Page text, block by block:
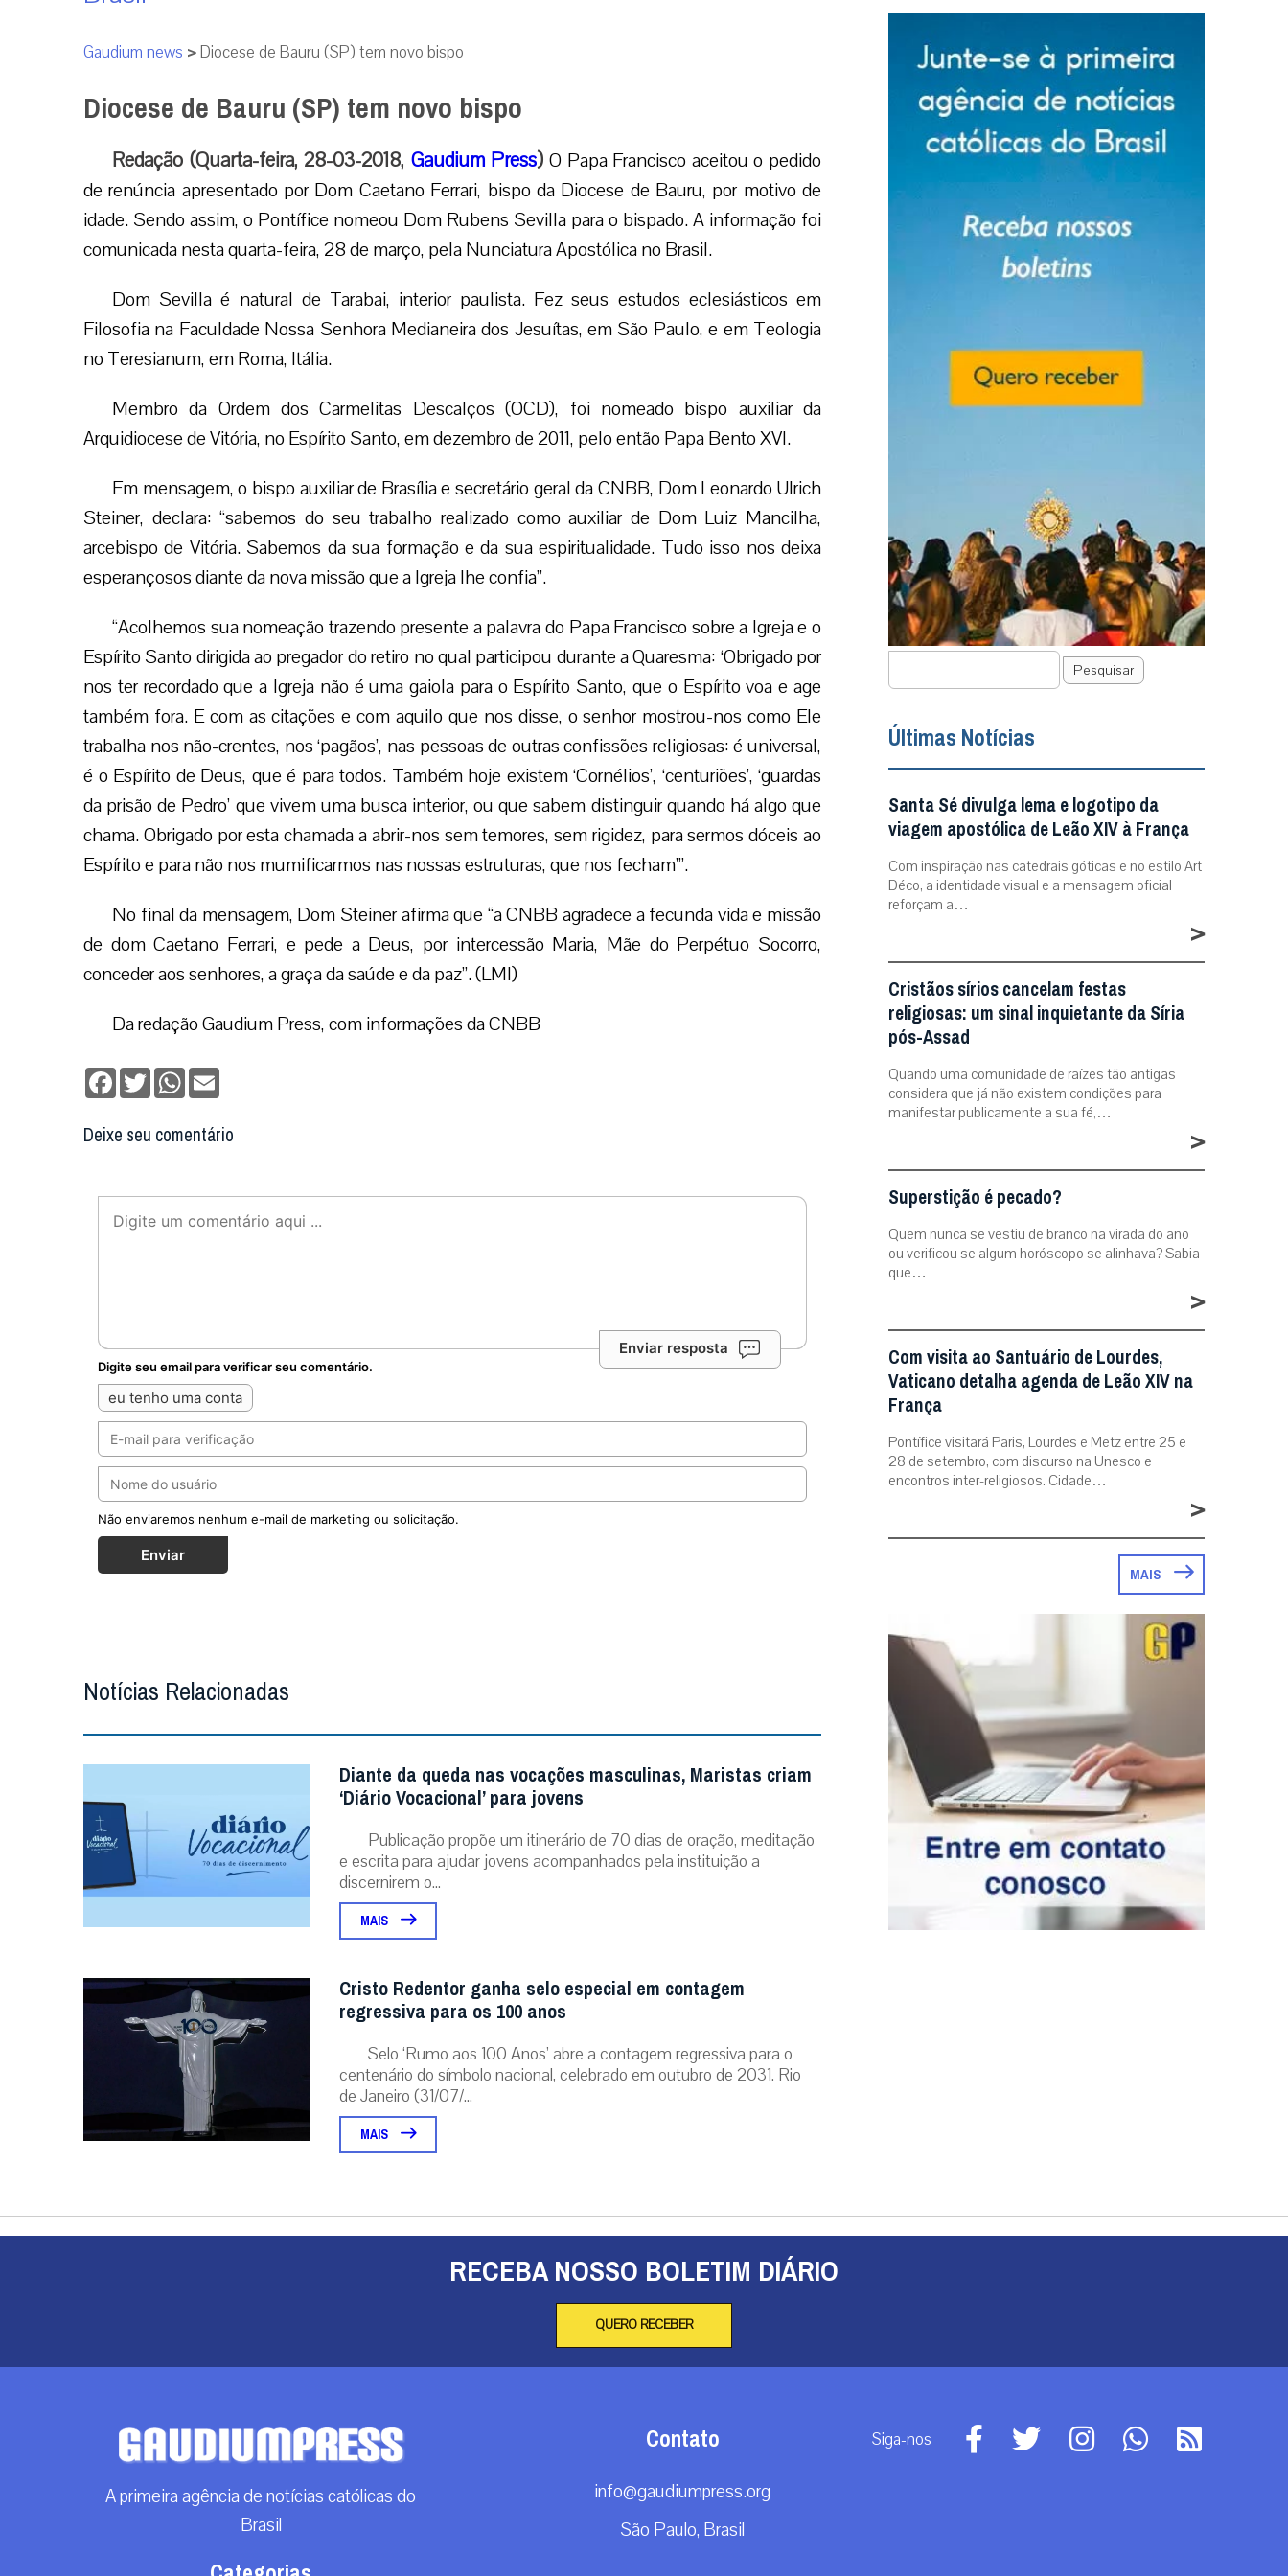
Gaudium news >Diocese de Bauru (SP) tem novo bispo
Diocese de Bauru (SP) tem novo bispo
Redação (Quarta-feira, 28-03-2018, Gaudium Press) O Papa Francisco aceitou o pedido
de renúncia apresentado por Dom Caetano Ferrari, bispo da Diocese de Bauru, por motivo de
idade. Sendo assim, o Pontífice nomeou Dom Rubens Sevilla para o bispado. A informação foi
comunicada nesta quarta-feira, 28 de março, pela Nunciatura Apostólica no Brasil.
Dom Sevilla é natural de Tarabai, interior paulista. Fez seus estudos eclesiásticos em
Filosofia na Faculdade Nossa Senhora Medianeira dos Jesuítas, em São Paulo, e em Teologia
no Teresianum, em Roma, Itália.
Membro da Ordem dos Carmelitas Descalços (OCD), foi nomeado bispo auxiliar da
Arquidiocese de Vitória, no Espírito Santo, em dezembro de 2011, pelo então Papa Bento XVI.
Em mensagem, o bispo auxiliar de Brasília e secretário geral da CNBB, Dom Leonardo Ulrich
Steiner, declara: “sabemos do seu trabalho realizado como auxiliar de Dom Luiz Mancilha,
arcebispo de Vitória. Sabemos da sua formação e da sua espiritualidade. Tudo isso nos deixa
esperançosos diante da nova missão que a Igreja lhe confia”.
“Acolhemos sua nomeação trazendo presente a palavra do Papa Francisco sobre a Igreja e o
Espírito Santo dirigida ao pregador do retiro no qual participou durante a Quaresma: ‘Obrigado por
nos ter recordado que a Igreja não é uma gaiola para o Espírito Santo, que o Espírito voa e age
também fora. E com as citações e com aquilo que nos disse, o senhor mostrou-nos como Ele
trabalha nos não-crentes, nos ‘pagãos’, nas pessoas de outras confissões religiosas: é universal,
é o Espírito de Deus, que é para todos. Também hoje existem ‘Cornélios’, ‘centuriões’, ‘guardas
da prisão de Pedro’ que vivem uma busca interior, ou que sabem distinguir quando há algo que
chama. Obrigado por esta chamada a abrir-nos sem temores, sem rigidez, para sermos dóceis ao
Espírito e para não nos mumificarmos nas nossas estruturas, que nos fecham'”.
No final da mensagem, Dom Steiner afirma que “a CNBB agradece a fecunda vida e missão
de dom Caetano Ferrari, e pede a Deus, por intercessão Maria, Mãe do Perpétuo Socorro,
conceder aos senhores, a graça da saúde e da paz”. (LMI)
Da redação Gaudium Press, com informações da CNBB
Facebook
TwitterWhatsApp
Deixe seu comentário
Enviar resposta
Digite seu email para verificar seu comentário.
eu tenho uma conta
Não enviaremos nenhum e-mail de marketing ou solicitação.
Enviar
Notícias Relacionadas
Diante da queda nas vocações masculinas, Maristas criam
‘Diário Vocacional’ para jovens
Publicação propõe um itinerário de 70 dias de oração, meditação
e escrita para ajudar jovens acompanhados pela instituição a
discernirem o...
MAIS
Cristo Redentor ganha selo especial em contagem
regressiva para os 100 anos
Selo ‘Rumo aos 100 Anos’ abre a contagem regressiva para o
centenário do símbolo nacional, celebrado em outubro de 2031. Rio
de Janeiro (31/07/...
MAIS
Pesquisar
Últimas Notícias
Santa Sé divulga lema e logotipo da
viagem apostólica de Leão XIV à França
Com inspiração nas catedrais góticas e no estilo Art
Déco, a identidade visual e a mensagem oficial
reforçam a…
>
Cristãos sírios cancelam festas
religiosas: um sinal inquietante da Síria
pós-Assad
Quando uma comunidade de raízes tão antigas
considera que já não existem condições para
manifestar publicamente a sua fé,…
>
Superstição é pecado?
Quem nunca se vestiu de branco na virada do ano
ou verificou se algum horóscopo se alinhava? Sabia
que…
>
Com visita ao Santuário de Lourdes,
Vaticano detalha agenda de Leão XIV na
França
Pontífice visitará Paris, Lourdes e Metz entre 25 e
28 de setembro, com discurso na Unesco e
encontros inter-religiosos. Cidade…
>
MAIS
RECEBA NOSSO BOLETIM DIÁRIO
QUERO RECEBER
A primeira agência de notícias católicas do
Brasil
Contato
info@gaudiumpress.org
São Paulo, Brasil
Siga-nos